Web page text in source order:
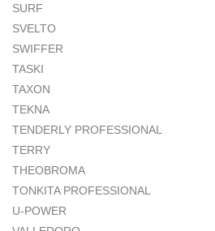
SURF
SVELTO
SWIFFER
TASKI
TAXON
TEKNA
TENDERLY PROFESSIONAL
TERRY
THEOBROMA
TONKITA PROFESSIONAL
U-POWER